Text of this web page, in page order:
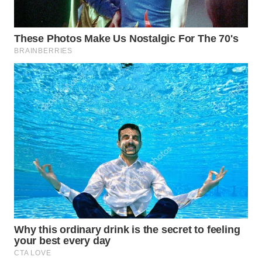
WN
NATUNA
BINTAN
WN
MANDALIKA
WN
LIKUPANG
WN
LABUANBAJO
WN
BORNEO